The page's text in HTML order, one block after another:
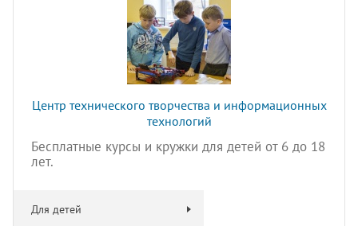
Центр технического творчества и информационных
технологий
Бесплатные курсы и кружки для детей от 6 до 18
лет.
Для детей